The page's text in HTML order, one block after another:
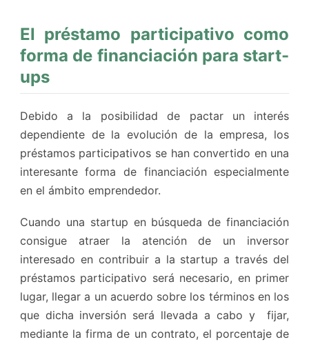
El préstamo participativo como
forma de financiación para start-
ups
Debido a la posibilidad de pactar un interés
dependiente de la evolución de la empresa, los
préstamos participativos se han convertido en una
interesante forma de financiación especialmente
en el ámbito emprendedor.
Cuando una startup en búsqueda de financiación
consigue atraer la atención de un inversor
interesado en contribuir a la startup a través del
préstamos participativo será necesario, en primer
lugar, llegar a un acuerdo sobre los términos en los
que dicha inversión será llevada a cabo y fijar,
mediante la firma de un contrato, el porcentaje de